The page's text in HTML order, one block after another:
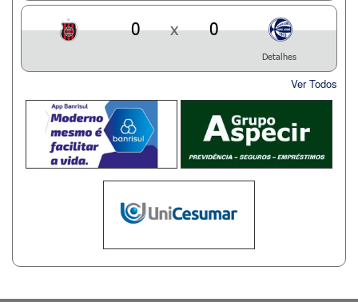
0 x 0
Detalhes
Ver Todos